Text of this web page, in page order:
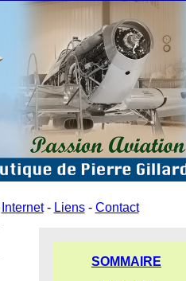
Internet- Liens- Contact
SOMMAIRE